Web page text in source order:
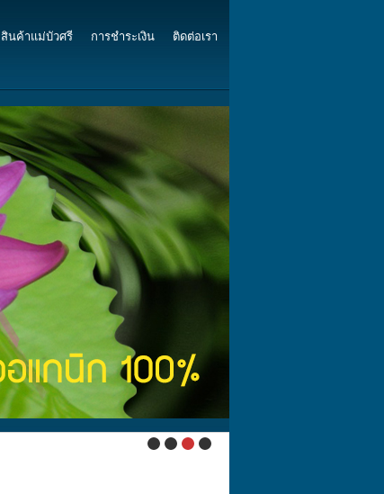
สินค้าแม่บัวศรี การชำระเงิน ติดต่อเรา